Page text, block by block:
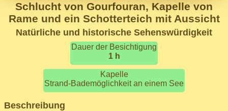
Schlucht von Gourfouran, Kapelle von
Rame und ein Schotterteich mit Aussicht
Natürliche und historische Sehenswürdigkeit
Dauer der Besichtigung
1 h
Kapelle
Strand-Bademöglichkeit an einem See
Beschreibung